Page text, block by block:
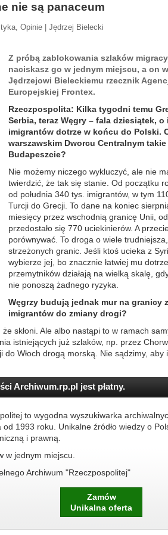
nie są panaceum
Opinie | Jędrzej Bielecki
Z próbą zablokowania szlaków
naciskasz go w jednym miejscu, a on
Jędrzejowi Bieleckiemu rzecznik
Europejskiej Frontex.
Rzeczpospolita: Kilka tygodni temu
Serbia, teraz Węgry – fala dziesiątek,
imigrantów dotrze w końcu do Polski.
warszawskim Dworcu Centralnym
Budapeszcie?
Nie możemy niczego wykluczyć, ale nie
twierdzić, że tak się stanie. Od początku
od południa 340 tys. imigrantów, w tym
Turcji do Grecji. To dane na koniec
miesięcy przez wschodnią granicę Unii,
przedostało się 770 uciekinierów. A
porównywać. To droga o wiele
strzeżonych granic. Jeśli ktoś ucieka z
wybierze jej, bo znacznie łatwiej mu
przemytników działają na wielką skalę,
nie ponoszą żadnego ryzyka.
Węgrzy budują jednak mur na granicy
imigrantów do zmiany drogi?
skłoni. Ale albo nastąpi to w ramach
istniejących już szlaków, np. przez
Włoch drogą morską. Nie sądzimy, aby
Archiwum.rp.pl jest płatny.
to wygodna wyszukiwarka
od 1993 roku. Unikalne źródło wiedzy o
i prawną.
w jednym miejscu.
Archiwum "Rzeczpospolitej"
Zamów
Unikalna oferta